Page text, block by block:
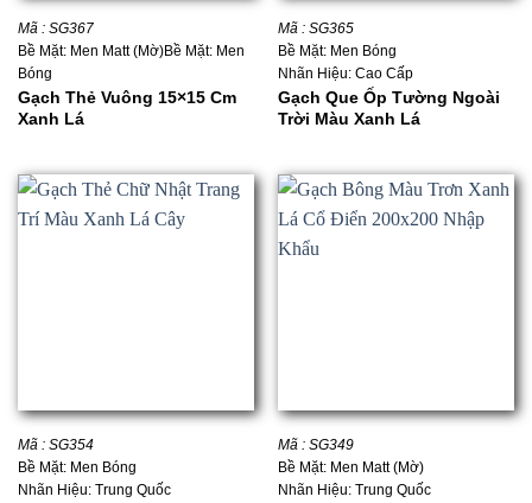
Mã : SG367
Bề Mặt: Men Matt (Mờ)Bề Mặt: Men
Bóng
Gạch Thẻ Vuông 15×15 Cm
Xanh Lá
Mã : SG365
Bề Mặt: Men Bóng
Nhãn Hiệu: Cao Cấp
Gạch Que Ốp Tường Ngoài
Trời Màu Xanh Lá
Mã : SG354
Bề Mặt: Men Bóng
Nhãn Hiệu: Trung Quốc
Mã : SG349
Bề Mặt: Men Matt (Mờ)
Nhãn Hiệu: Trung Quốc